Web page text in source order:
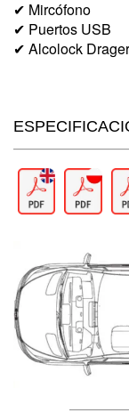
✔ Mircófono
✔ Puertos USB
✔ Alcolock